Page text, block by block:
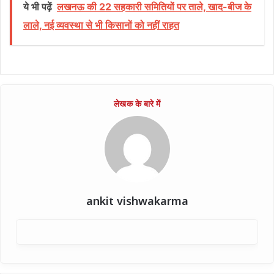
ये भी पढ़ें लखनऊ की 22 सहकारी समितियों पर ताले, खाद-बीज के
लाले, नई व्यवस्था से भी किसानों को नहीं राहत
ankit vishwakarma